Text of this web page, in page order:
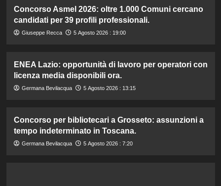
Concorso Asmel 2026: oltre 1.000 Comuni cercano
candidati per 39 profili professionali.
Giuseppe Recca 5 Agosto 2026 : 19:00
ENEA Lazio: opportunità di lavoro per operatori con
licenza media disponibili ora.
Germana Bevilacqua 5 Agosto 2026 : 13:15
Concorso per bibliotecari a Grosseto: assunzioni a
tempo indeterminato in Toscana.
Germana Bevilacqua 5 Agosto 2026 : 7:20